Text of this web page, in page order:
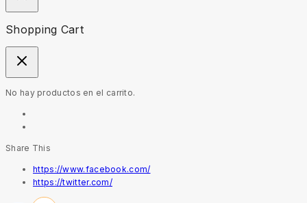
Shopping Cart
No hay productos en el carrito.
Share This
https://www.facebook.com/
https://twitter.com/